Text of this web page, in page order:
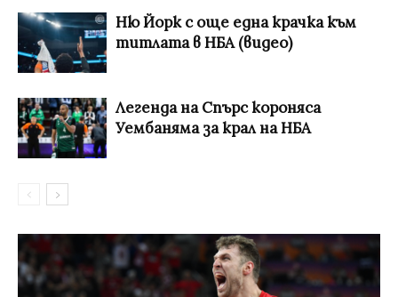
Ню Йорк с още една крачка към
титлата в НБА (видео)
Легенда на Спърс короняса
Уембаняма за крал на НБА